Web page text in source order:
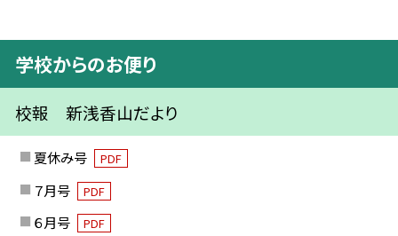
学校からのお便り
校報 新浅香山だより
夏休み号 PDF
７月号 PDF
６月号 PDF